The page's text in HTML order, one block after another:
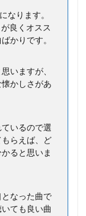
なります。
良くオスス
かりです。
いますが、
かしさがあ
いるので選
らえば、ど
ると思いま
なった曲で
ても良い曲